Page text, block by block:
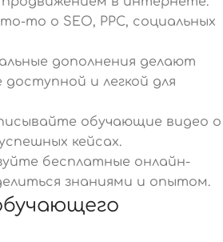
то о SEO, PPC, социальных
дополнения делают
и легкой для
обучающие видео о
кейсах.
бесплатные онлайн-
знаниями и опытом.